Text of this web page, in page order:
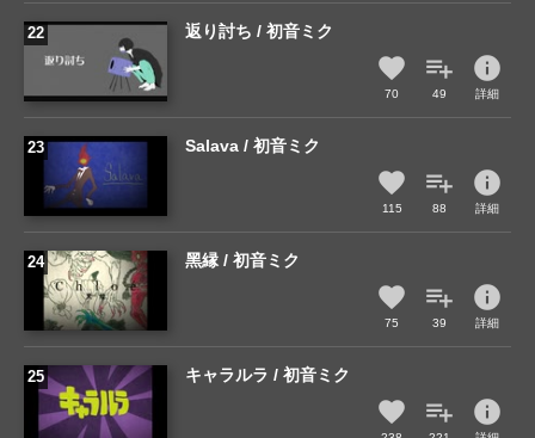
返り討ち / 初音ミク
70 49
info
詳細
Salava / 初音ミク
115 88
info
詳細
黑縁 / 初音ミク
75 39
info
詳細
キャラルラ / 初音ミク
info